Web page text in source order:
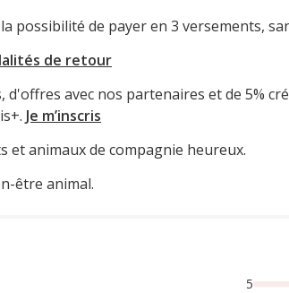
possibilité de payer en 3 versements,
de retour
d'offres avec nos partenaires et de 5%
Je m’inscris
et animaux de compagnie heureux.
être animal.
5